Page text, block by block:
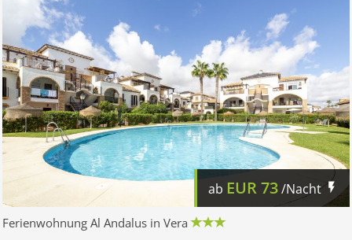
ab EUR73/Nacht
Ferienwohnung Al Andalus in Vera